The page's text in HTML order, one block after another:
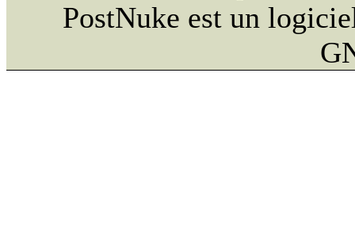
PostNuke est un